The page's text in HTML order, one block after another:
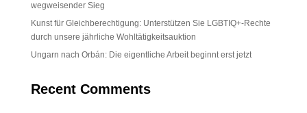
wegweisender Sieg
Kunst für Gleichberechtigung: Unterstützen Sie LGBTIQ+-Rechte
durch unsere jährliche Wohltätigkeitsauktion
Ungarn nach Orbán: Die eigentliche Arbeit beginnt erst jetzt
Recent Comments